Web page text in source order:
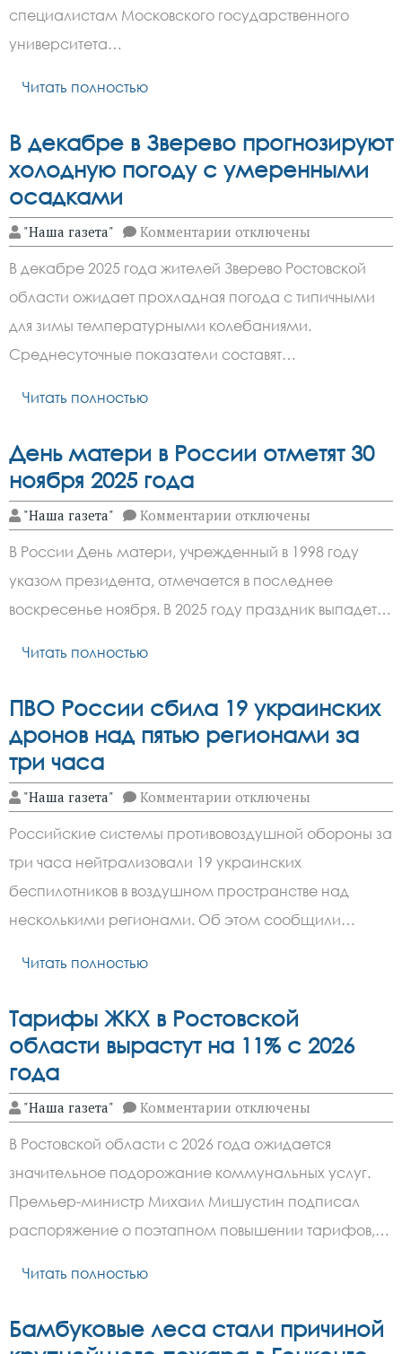
опухолей
специалистам Московского государственного
университета…
Читать полностью
В декабре в Зверево прогнозируют
холодную погоду с умеренными
осадками
"Наша газета" Комментарии к
записи
В
декабре
в
Зверево
прогнозируют
холодную
погоду
отключены
В декабре 2025 года жителей Зверево Ростовской
области ожидает прохладная погода с типичными
для зимы температурными колебаниями.
Среднесуточные показатели составят…
Читать полностью
День матери в России отметят 30
ноября 2025 года
"Наша газета" Комментарии к
записи
матери
в
России
отметят
30
отключены
В России День матери, учрежденный в 1998 году
указом президента, отмечается в последнее
воскресенье ноября. В 2025 году праздник выпадет…
Читать полностью
ПВО России сбила 19 украинских
дронов над пятью регионами за
три часа
"Наша газета" Комментарии к
записи
России
сбила
19
украинских
дронов
над
отключены
Российские системы противовоздушной обороны за
три часа нейтрализовали 19 украинских
беспилотников в воздушном пространстве над
несколькими регионами. Об этом сообщили…
Читать полностью
Тарифы ЖКХ в Ростовской
области вырастут на 11% с 2026
года
"Наша газета" Комментарии к
записи
ЖКХ
в
Ростовской
области
вырастут
на
отключены
В Ростовской области с 2026 года ожидается
значительное подорожание коммунальных услуг.
Премьер-министр Михаил Мишустин подписал
распоряжение о поэтапном повышении тарифов,…
Читать полностью
Бамбуковые леса стали причиной